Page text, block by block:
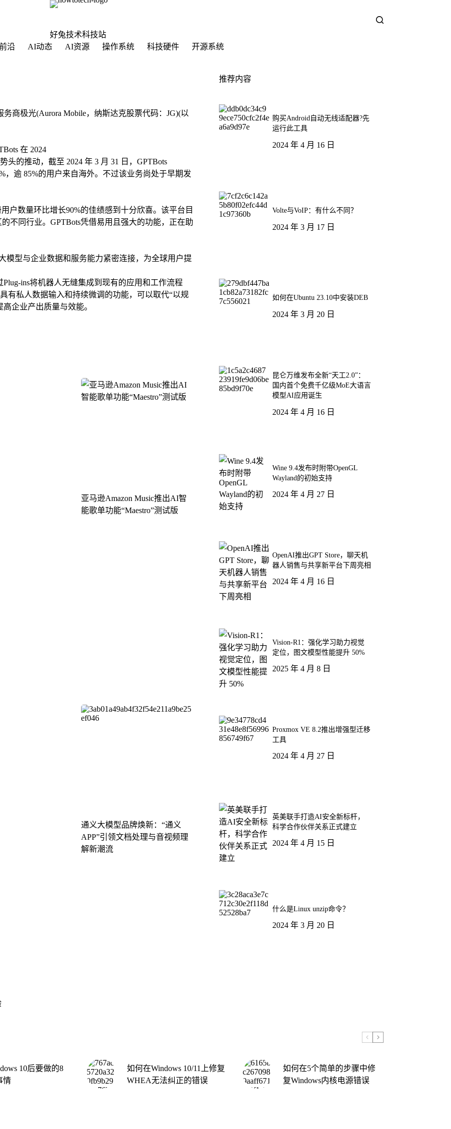
好兔技术科技站
沿 AI动态 AI资源 操作系统 科技硬件
开源系统
商极光(Aurora Mobile，纳斯达克股票代码：JG)(以
在 2024
的推动，截至 2024 年 3 月 31 日，GPTBots
，逾 85%的用户来自海外。不过该业务尚处于早期发
户数量环比增长90%的佳绩感到十分欣喜。该平台目
不同行业。GPTBots凭借易用且强大的功能，正在助
模型与企业数据和服务能力紧密连接，为全球用户提
ins将机器人无缝集成到现有的应用和工作流程
有私人数据输入和持续微调的功能，可以取代“以规
企业产出质量与效能。
亚马逊Amazon Music推出AI智
能歌单功能“Maestro”测试版
通义大模型品牌焕新：“通义
APP”引领文档处理与音视频理
解新潮流
推荐内容
购买Android自动无线适配器?先
运行此工具
2024 年 4 月 16 日
Volte与VoIP：有什么不同？
2024 年 3 月 17 日
如何在Ubuntu 23.10中安装DEB
2024 年 3 月 20 日
昆仑万维发布全新“天工2.0”：
国内首个免费千亿级MoE大语言
模型AI应用诞生
2024 年 4 月 16 日
Wine 9.4发布时附带OpenGL
Wayland的初始支持
2024 年 4 月 27 日
OpenAI推出GPT Store，聊天机
器人销售与共享新平台下周亮相
2024 年 4 月 16 日
Vision-R1：强化学习助力视觉
定位，图文模型性能提升 50%
2025 年 4 月 8 日
Proxmox VE 8.2推出增强型迁移
工具
2024 年 4 月 27 日
英美联手打造AI安全新标杆，
科学合作伙伴关系正式建立
2024 年 4 月 15 日
什么是Linux unzip命令？
2024 年 3 月 20 日
10后要做的8
情
如何在Windows 10/11上修复
WHEA无法纠正的错误
如何在5个简单的步骤中修
复Windows内核电源错误